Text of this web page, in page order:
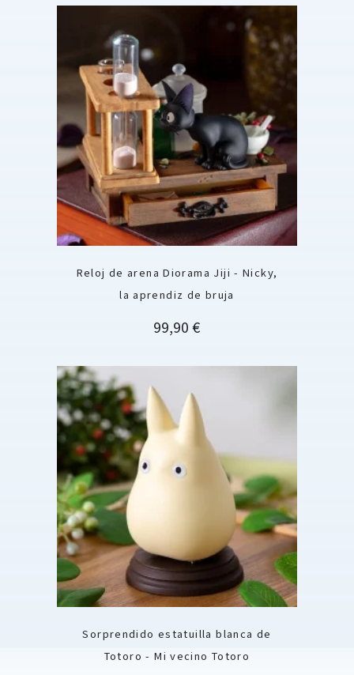
Reloj de arena Diorama Jiji - Nicky,
la aprendiz de bruja
Precio
99,90 €
Sorprendido estatuilla blanca de
Totoro - Mi vecino Totoro